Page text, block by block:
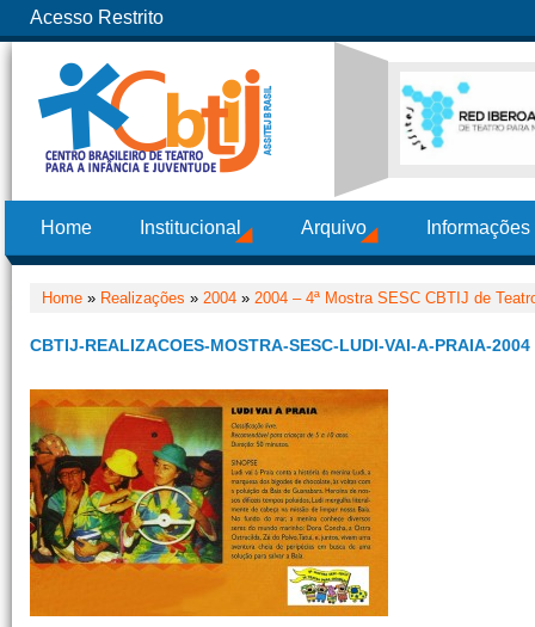
Acesso Restrito
Home Institucional Arquivo
Home » Realizações » 2004 » 2004 – 4ª Mostra SESC CBTIJ de
CBTIJ-REALIZACOES-MOSTRA-SESC-LUDI-VAI-A-PRAIA-2004